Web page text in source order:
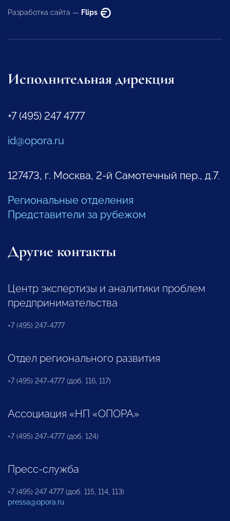
Разработка сайта — Flips
Исполнительная дирекция
+7 (495) 247 4777
id@opora.ru
127473, г. Москва, 2-й Самотечный пер., д.7.
Региональные отделения
Представители за рубежом
Другие контакты
Центр экспертизы и аналитики проблем
предпринимательства
+7 (495) 247-4777
Отдел регионального развития
+7 (495) 247-4777 (доб. 116, 117)
Ассоциация «НП «ОПОРА»
+7 (495) 247-4777 (доб. 124)
Пресс-служба
+7 (495) 247 4777 (доб. 115, 114, 113)
pressa@opora.ru